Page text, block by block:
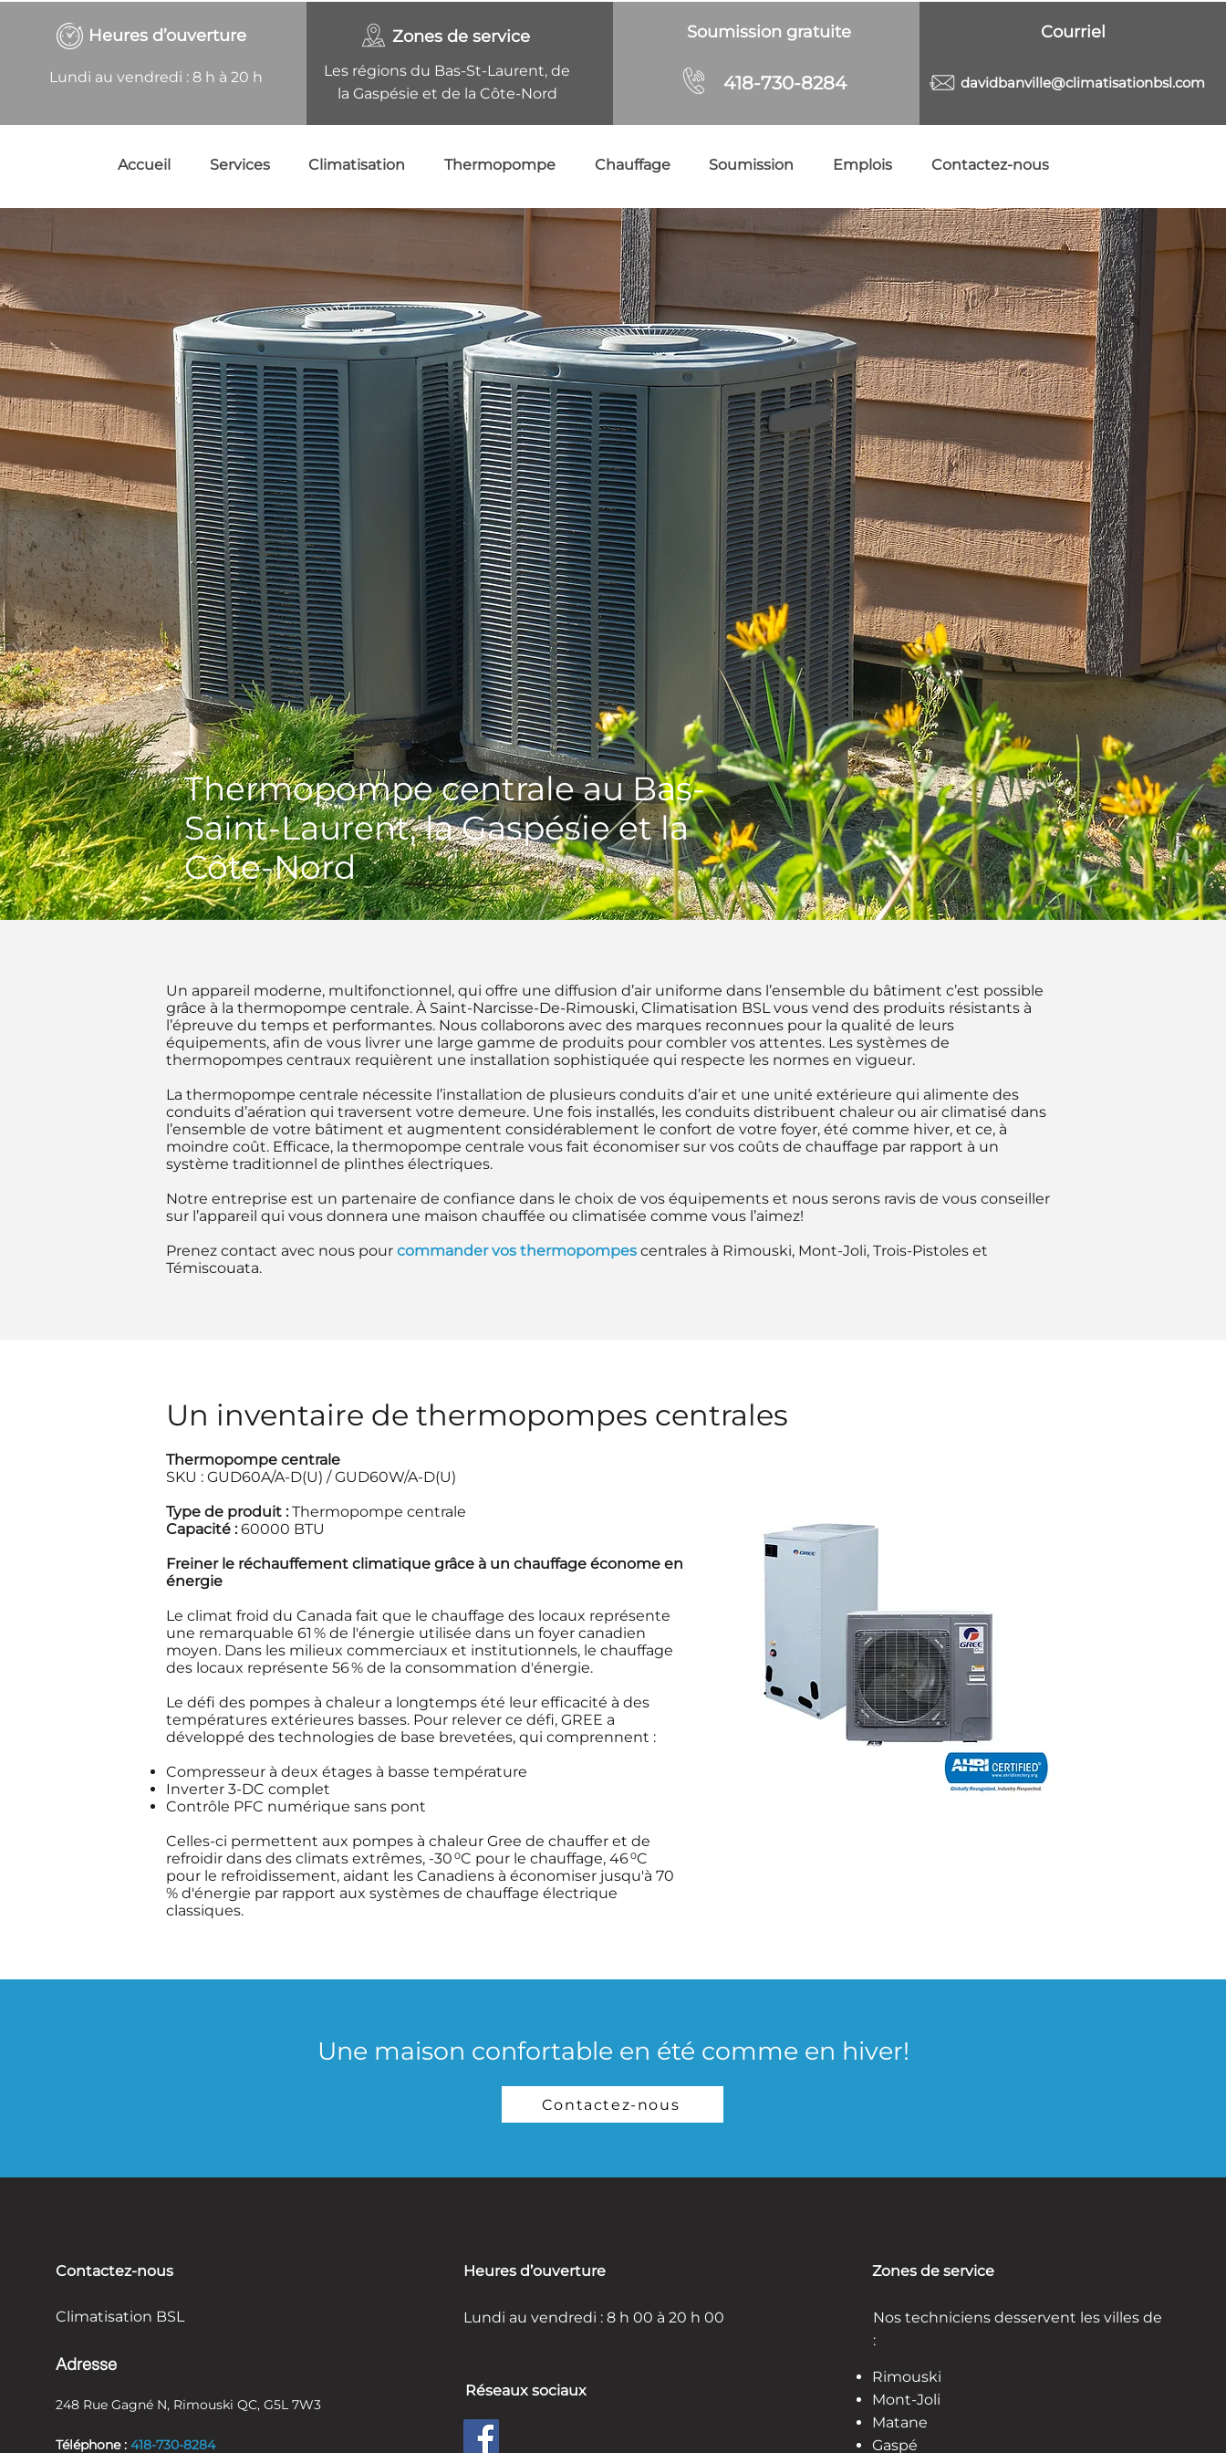
Heures d’ouverture
Lundi au vendredi : 8 h à 20 h
Zones de service
Les régions du Bas-St-Laurent, de
la Gaspésie et de la Côte-Nord
Soumission gratuite
418-730-8284
Courriel
davidbanville@climatisationbsl.com
Accueil Services Climatisation Thermopompe Chauffage Soumission Emplois Contactez-nous
Thermopompe centrale au Bas-
Saint-Laurent, la Gaspésie et la
Côte-Nord
Un appareil moderne, multifonctionnel, qui offre une diffusion d’air uniforme dans l’ensemble du bâtiment c’est possible
grâce à la thermopompe centrale. À Saint-Narcisse-De-Rimouski, Climatisation BSL vous vend des produits résistants à
l’épreuve du temps et performantes. Nous collaborons avec des marques reconnues pour la qualité de leurs
équipements, afin de vous livrer une large gamme de produits pour combler vos attentes. Les systèmes de
thermopompes centraux requièrent une installation sophistiquée qui respecte les normes en vigueur.
La thermopompe centrale nécessite l’installation de plusieurs conduits d’air et une unité extérieure qui alimente des
conduits d’aération qui traversent votre demeure. Une fois installés, les conduits distribuent chaleur ou air climatisé dans
l’ensemble de votre bâtiment et augmentent considérablement le confort de votre foyer, été comme hiver, et ce, à
moindre coût. Efficace, la thermopompe centrale vous fait économiser sur vos coûts de chauffage par rapport à un
système traditionnel de plinthes électriques.
Notre entreprise est un partenaire de confiance dans le choix de vos équipements et nous serons ravis de vous conseiller
sur l’appareil qui vous donnera une maison chauffée ou climatisée comme vous l’aimez!
Prenez contact avec nous pour commander vos thermopompes centrales à Rimouski, Mont-Joli, Trois-Pistoles et
Témiscouata.
Un inventaire de thermopompes centrales
Thermopompe centrale
SKU : GUD60A/A-D(U) / GUD60W/A-D(U)
Type de produit :Thermopompe centrale
Capacité :60000 BTU
Freiner le réchauffement climatique grâce à un chauffage économe en
énergie
Le climat froid du Canada fait que le chauffage des locaux représente
une remarquable 61 % de l'énergie utilisée dans un foyer canadien
moyen. Dans les milieux commerciaux et institutionnels, le chauffage
des locaux représente 56 % de la consommation d'énergie.
Le défi des pompes à chaleur a longtemps été leur efficacité à des
températures extérieures basses. Pour relever ce défi, GREE a
développé des technologies de base brevetées, qui comprennent :
Compresseur à deux étages à basse température
Inverter 3-DC complet
Contrôle PFC numérique sans pont
Celles-ci permettent aux pompes à chaleur Gree de chauffer et de
refroidir dans des climats extrêmes, -30 ⁰C pour le chauffage, 46 ⁰C
pour le refroidissement, aidant les Canadiens à économiser jusqu'à 70
% d'énergie par rapport aux systèmes de chauffage électrique
classiques.
Une maison confortable en été comme en hiver!
Contactez-nous
Contactez-nous
Climatisation BSL
Adresse
248 Rue Gagné N, Rimouski QC, G5L 7W3
Téléphone : 418-730-8284
Heures d’ouverture
Lundi au vendredi : 8 h 00 à 20 h 00
Réseaux sociaux
Zones de service
Nos techniciens desservent les villes de
:​
Rimouski
Mont-Joli
Matane
Gaspé